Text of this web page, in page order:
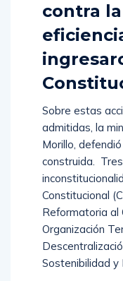
contra
Sobre estas
admitidas, la
Morillo,
construida.
Constitucional
Reformatoria al
Organización
Sostenibilidad y